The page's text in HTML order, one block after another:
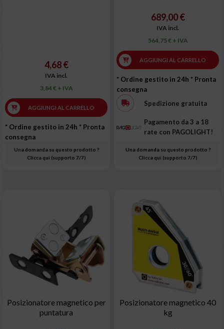
4,68 €
IVA incl.
3,84 € + IVA
AGGIUNGI AL CARRELLO
* Ordine gestito in 24h * Pronta
consegna
Una domanda su questo prodotto ?
Clicca qui (supporto 7/7)
689,00 €
IVA incl.
564,75 € + IVA
AGGIUNGI AL CARRELLO
* Ordine gestito in 24h * Pronta
consegna
Spedizione gratuita
Pagamento da 3 a 18
rate con PAGOLIGHT!
Una domanda su questo prodotto ?
Clicca qui (supporto 7/7)
Posizionatore magnetico per
puntatura
Posizionatore magnetico 40
kg